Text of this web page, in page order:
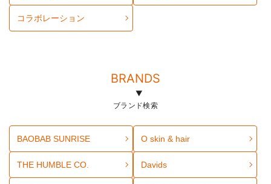
コラボレーション
BRANDS
ブランド検索
BAOBAB SUNRISE O skin & hair
THE HUMBLE CO. Davids